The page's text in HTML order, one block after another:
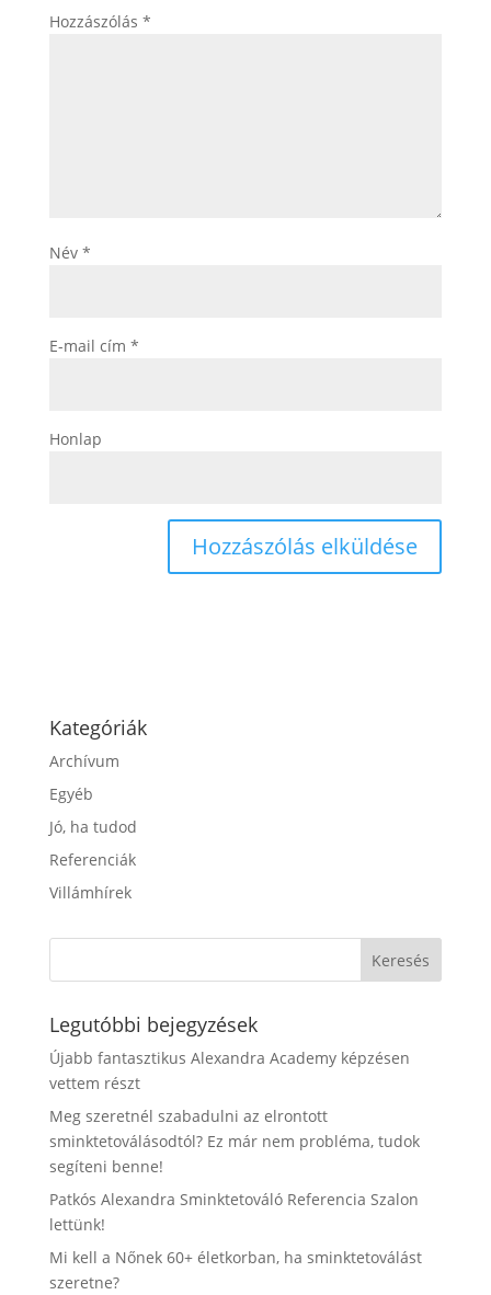
Hozzászólás *
Név *
E-mail cím *
Honlap
Kategóriák
Archívum
Egyéb
Jó, ha tudod
Referenciák
Villámhírek
Legutóbbi bejegyzések
Újabb fantasztikus Alexandra Academy képzésen
vettem részt
Meg szeretnél szabadulni az elrontott
sminktetoválásodtól? Ez már nem probléma, tudok
segíteni benne!
Patkós Alexandra Sminktetováló Referencia Szalon
lettünk!
Mi kell a Nőnek 60+ életkorban, ha sminktetoválást
szeretne?